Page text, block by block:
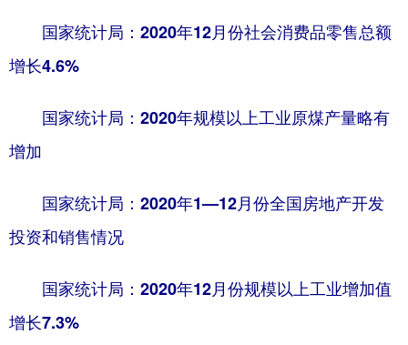
国家统计局：2020年12月份社会消费品零售总额
增长4.6%
国家统计局：2020年规模以上工业原煤产量略有
增加
国家统计局：2020年1—12月份全国房地产开发
投资和销售情况
国家统计局：2020年12月份规模以上工业增加值
增长7.3%